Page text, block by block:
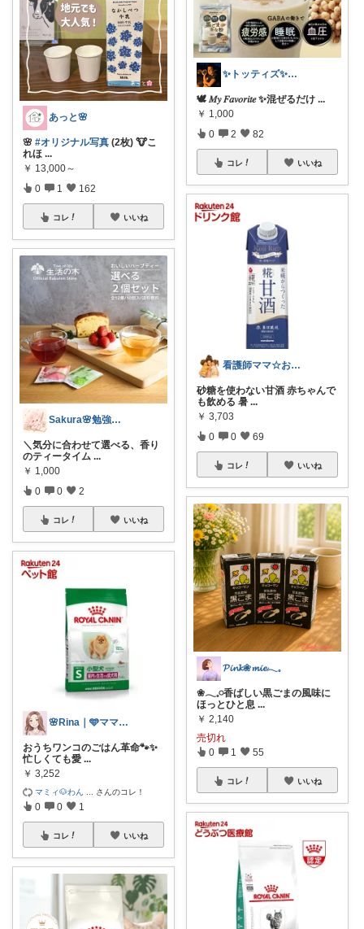
あっと🌸
🌸 #オリジナル写真 (2枚) 🐮こ
れほ ...
￥ 13,000～
0 1 162
コレ いいね
Sakura🌸勉強と暮らし愛用品
＼気分に合わせて選べる、香り
のティータイム ...
￥ 1,000
0 0 2
コレ いいね
🌸Rina｜🩵ママ必見アイテム🩵
おうちワンコのごはん革命🐾✨
忙しくても愛 ...
￥ 3,252
マミィ🐶わん さんのコレ！
0 0 1
コレ いいね
✨トッティズ✨ラク✖️ダイエット✨
🕊️ 𝑀𝑦 𝐹𝑎𝑣𝑜𝑟𝑖𝑡𝑒 ✨混ぜるだけ ...
￥ 1,000
0 2 82
コレ いいね
看護師ママ☆おすすめROOM
砂糖を使わない甘酒 赤ちゃんで
も飲める 暑 ...
￥ 3,703
0 0 69
コレ いいね
𝓟𝓲𝓷𝓴❀𝓶𝓲𝓮𓂃𓈒
❀𓂃𓈒𓏸香ばしい黒ごまの風味に
ほっとひと息 ...
￥ 2,140
売切れ
0 1 55
コレ いいね